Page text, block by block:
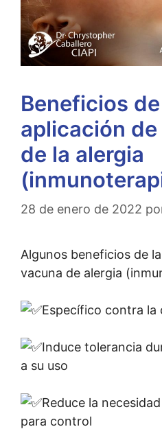
Beneficios
aplicación
de la alergia
28 de enero de 2022
Algunos beneficios de
vacuna de alergia
Específico contra la
Induce tolerancia
a su uso
Reduce la
para control